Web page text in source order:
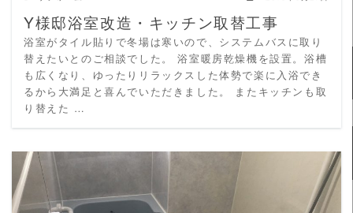
Y様邸浴室改造・キッチン取替工事
浴室がタイル貼りで冬場は寒いので、システムバスに取り
替えたいとのご相談でした。 浴室暖房乾燥機を設置。浴槽
も広くなり、ゆったりリラックスした体勢で楽に入浴でき
るから大満足と喜んでいただきました。 またキッチンも取
り替えた …